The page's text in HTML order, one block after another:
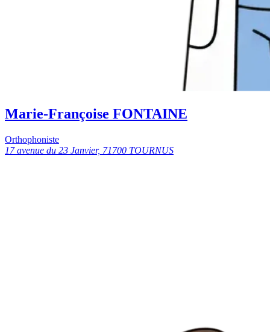
Marie-Françoise FONTAINE
Orthophoniste
17 avenue du 23 Janvier, 71700 TOURNUS